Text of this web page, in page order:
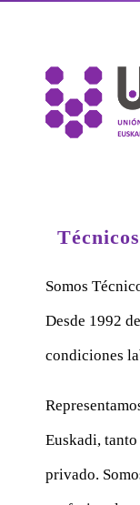
Somos
Desde 1992
condiciones
Euskadi,
privado.